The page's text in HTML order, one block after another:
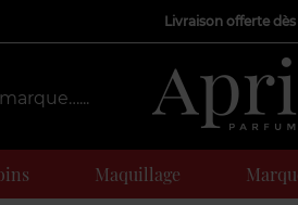
Livraison offerte
Maquillage